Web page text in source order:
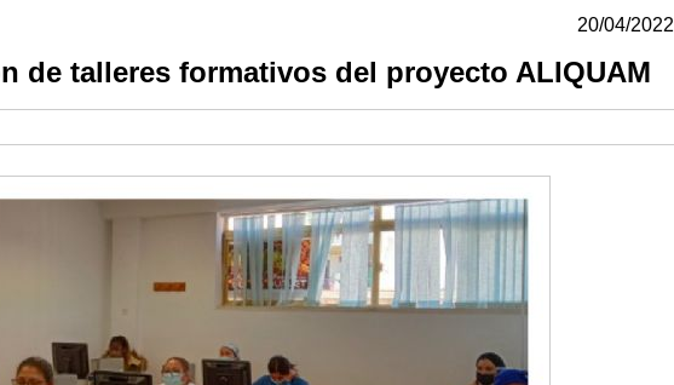
20/04/2022
de talleres formativos del proyecto ALIQUAM